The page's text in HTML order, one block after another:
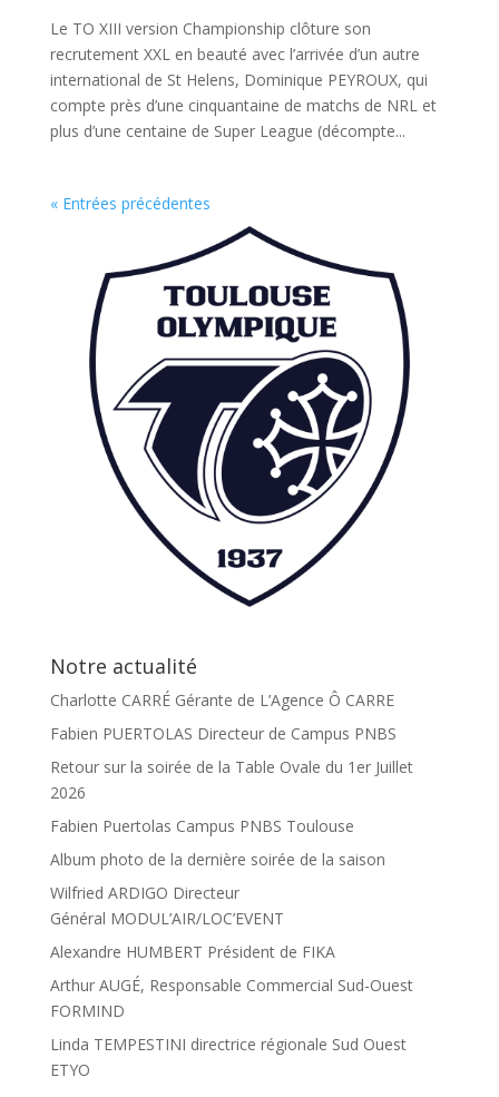
Le TO XIII version Championship clôture son
recrutement XXL en beauté avec l’arrivée d’un autre
international de St Helens, Dominique PEYROUX, qui
compte près d’une cinquantaine de matchs de NRL et
plus d’une centaine de Super League (décompte...
« Entrées précédentes
Notre actualité
Charlotte CARRÉ Gérante de L’Agence Ô CARRE
Fabien PUERTOLAS Directeur de Campus PNBS
Retour sur la soirée de la Table Ovale du 1er Juillet
2026
Fabien Puertolas Campus PNBS Toulouse
Album photo de la dernière soirée de la saison
Wilfried ARDIGO Directeur
Général MODUL’AIR/LOC’EVENT
Alexandre HUMBERT Président de FIKA
Arthur AUGÉ, Responsable Commercial Sud-Ouest
FORMIND
Linda TEMPESTINI directrice régionale Sud Ouest
ETYO